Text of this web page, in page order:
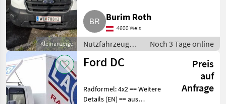
Kleinanzeige
Nutzfahrzeuge Lastwagen
(LKW)
Burim Roth
4600 Wels
Nutzfahrzeuge /
Lastwagen
(LKW)
Noch 3 Tage online
Ford DC
Preis
auf
Anfrage
Radformel: 4x2 == Weitere
Details (EN) == aus